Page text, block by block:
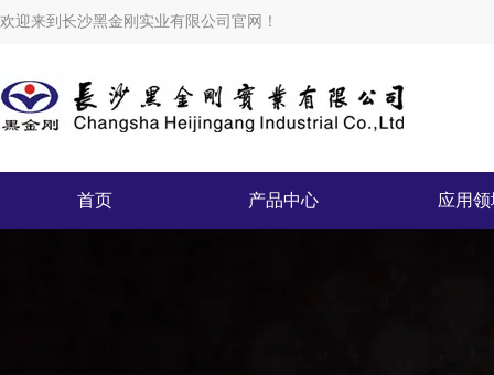
欢迎来到长沙黑金刚实业有限公司官网！
首页 产品中心 应用领